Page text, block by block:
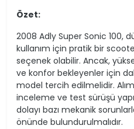
Özet:
2008 Adly Super Sonic 100,
kullanım için pratik bir
seçenek olabilir. Ancak,
ve konfor bekleyenler için
model tercih edilmelidir.
inceleme ve test sürüşü
dolayı bazı mekanik
önünde bulundurulmalıdır.